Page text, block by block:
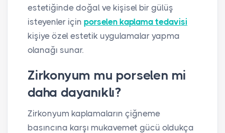
estetiğinde doğal ve kişisel bir gülüş
isteyenler için porselen kaplama tedavisi
kişiye özel estetik uygulamalar yapma
olanağı sunar.
Zirkonyum mu porselen mi
daha dayanıklı?
Zirkonyum kaplamaların çiğneme
basıncına karşı mukavemet gücü oldukça